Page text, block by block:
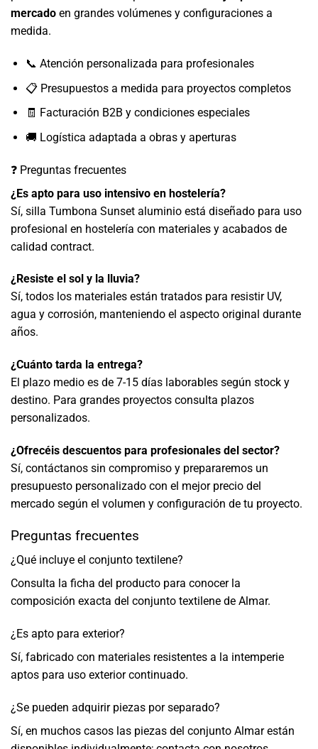
mercado en grandes volúmenes y configuraciones a
medida.
📞 Atención personalizada para profesionales
📋 Presupuestos a medida para proyectos completos
🧾 Facturación B2B y condiciones especiales
🚚 Logística adaptada a obras y aperturas
❓ Preguntas frecuentes
¿Es apto para uso intensivo en hostelería?
Sí, silla Tumbona Sunset aluminio está diseñado para uso
profesional en hostelería con materiales y acabados de
calidad contract.
¿Resiste el sol y la lluvia?
Sí, todos los materiales están tratados para resistir UV,
agua y corrosión, manteniendo el aspecto original durante
años.
¿Cuánto tarda la entrega?
El plazo medio es de 7-15 días laborables según stock y
destino. Para grandes proyectos consulta plazos
personalizados.
¿Ofrecéis descuentos para profesionales del sector?
Sí, contáctanos sin compromiso y prepararemos un
presupuesto personalizado con el mejor precio del
mercado según el volumen y configuración de tu proyecto.
Preguntas frecuentes
¿Qué incluye el conjunto textilene?
Consulta la ficha del producto para conocer la
composición exacta del conjunto textilene de Almar.
¿Es apto para exterior?
Sí, fabricado con materiales resistentes a la intemperie
aptos para uso exterior continuado.
¿Se pueden adquirir piezas por separado?
Sí, en muchos casos las piezas del conjunto Almar están